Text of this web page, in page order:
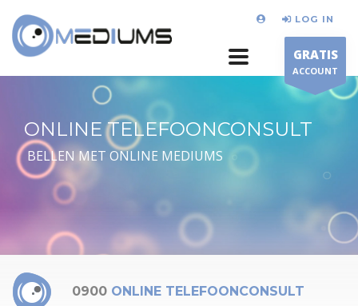
LOG IN
GRATIS
ACCOUNT
ONLINE TELEFOONCONSULT
BELLEN MET ONLINE MEDIUMS
0900 ONLINE TELEFOONCONSULT